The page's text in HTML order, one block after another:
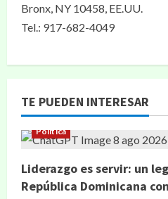
Bronx, NY 10458, EE.UU.
Tel.: 917-682-4049
TE PUEDEN INTERESAR
Política
Liderazgo es servir: un
República Dominicana